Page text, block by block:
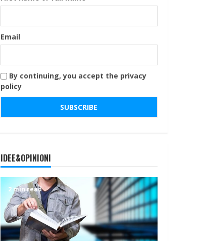
Email
By continuing, you accept the privacy
policy
IDEE&OPINIONI
2 min read